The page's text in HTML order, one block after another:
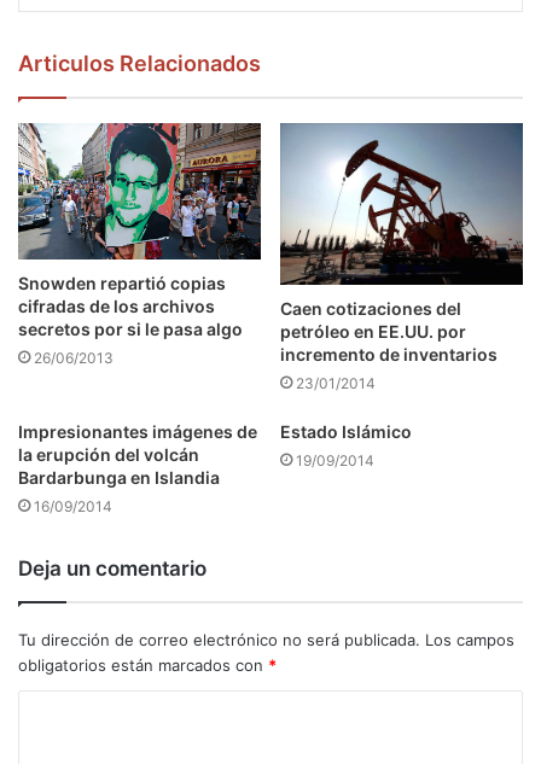
Articulos Relacionados
Snowden repartió copias
cifradas de los archivos
secretos por si le pasa algo
26/06/2013
Caen cotizaciones del
petróleo en EE.UU. por
incremento de inventarios
23/01/2014
Impresionantes imágenes de
la erupción del volcán
Bardarbunga en Islandia
16/09/2014
Estado Islámico
19/09/2014
Deja un comentario
Tu dirección de correo electrónico no será publicada. Los campos
obligatorios están marcados con *